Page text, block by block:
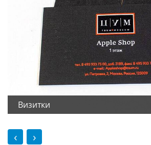
Визитки
‹ ›